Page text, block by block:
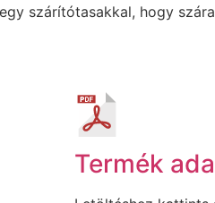
szárítótasakkal, hogy
Termék